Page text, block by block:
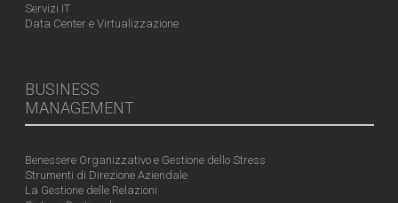
Servizi IT
Data Center e Virtualizzazione
BUSINESS
MANAGEMENT
Benessere Organizzativo e Gestione dello Stress
Strumenti di Direzione Aziendale
La Gestione delle Relazioni